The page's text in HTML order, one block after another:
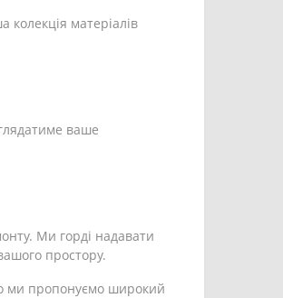
колекція матеріалів
ваше
Ми горді надавати
простору.
ми пропонуємо широкий